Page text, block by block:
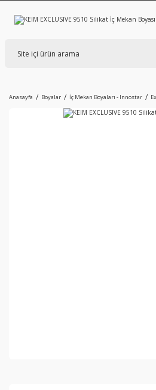
Anasayfa Boyalar İç Mekan Boyaları - Innostar